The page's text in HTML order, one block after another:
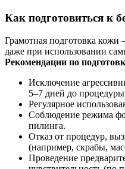
Как подготовиться к
Грамотная подготовка кожи
даже при использовании
Рекомендации по
Исключение
5–7 дней до
Регулярное
Соблюдение режима
пилинга.
Отказ от процедур,
(например, скрабы,
Проведение